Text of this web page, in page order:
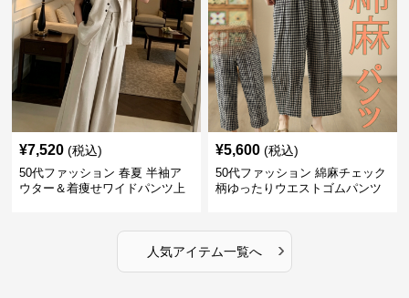
¥7,520 (税込)
50代ファッション 春夏 半袖ア
ウター＆着痩せワイドパンツ上
¥5,600 (税込)
50代ファッション 綿麻チェック
柄ゆったりウエストゴムパンツ
人気アイテム一覧へ ›